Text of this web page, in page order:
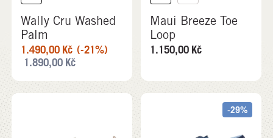
Wally Cru Washed
Palm
1.490,00 Kč (-21%)
1.890,00 Kč
Maui Breeze Toe
Loop
1.150,00 Kč
-29%